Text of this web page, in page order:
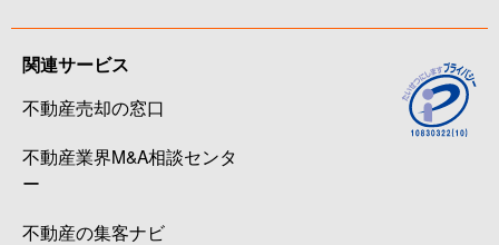
関連サービス
不動産売却の窓口
不動産業界M&A相談センタ
ー
不動産の集客ナビ